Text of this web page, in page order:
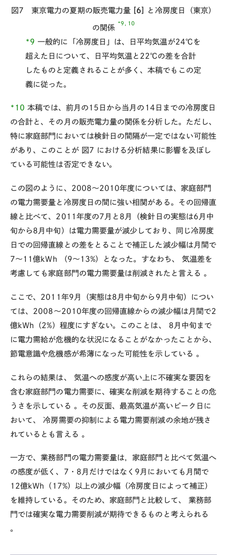
図7 東京電力の夏期の販売電力量 [6] と冷房度日（東京）
の関係
*9, 10
*9一般的に「冷房度日」は、日平均気温が24℃を
超えた日について、日平均気温と22℃の差を合計
したものと定義されることが多く、本稿でもこの定
義に従った。
*10本稿では、前月の15日から当月の14日までの冷房度日
の合計と、その月の販売電力量の関係を分析した。ただし、
特に家庭部門においては検針日の間隔が一定ではない可能性
があり、このことが 図7 における分析結果に影響を及ぼし
ている可能性は否定できない。
この図のように、2008～2010年度については、家庭部門
の電力需要量と冷房度日の間に強い相関がある。その回帰直
線と比べて、2011年度の7月と8月（検針日の実態は6月中
旬から8月中旬）は電力需要量が減少しており、同じ冷房度
日での回帰直線との差をとることで補正した減少幅は月間で
7～11億kWh （9～13%）となった。すなわち、気温差を
考慮しても家庭部門の電力需要量は削減されたと言える 。
ここで、2011年9月（実態は8月中旬から9月中旬）につい
ては、2008～2010年度の回帰直線からの減少幅は月間で2
億kWh（2%）程度にすぎない。このことは、 8月中旬まで
に電力需給が危機的な状況になることがなかったことから、
節電意識や危機感が希薄になった可能性を示している 。
これらの結果は、 気温への感度が高い上に不確実な要因を
含む家庭部門の電力需要に、確実な削減を期待することの危
うさを示している 。その反面、最高気温が高いピーク日に
おいて、 冷房需要の抑制による電力需要削減の余地が残さ
れているとも言える 。
一方で、業務部門の電力需要量は，家庭部門と比べて気温へ
の感度が低く、7・8月だけではなく9月においても月間で
12億kWh（17%）以上の減少幅（冷房度日によって補正）
を維持している。そのため、家庭部門と比較して、 業務部
門では確実な電力需要削減が期待できるものと考えられる
。